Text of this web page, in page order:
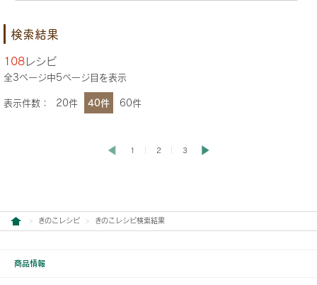
検索結果
108レシピ
全3ページ中5ページ目を表示
表示件数： 20件 40件 60件
1 2 3
きのこレシピ きのこレシピ検索結果
商品情報